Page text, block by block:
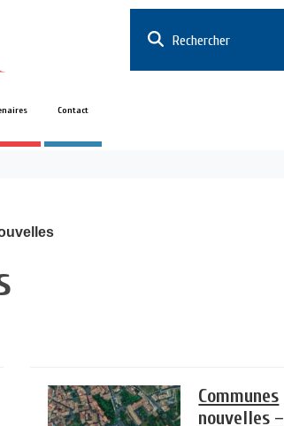
Rechercher
Contact
Communes
nouvelles –